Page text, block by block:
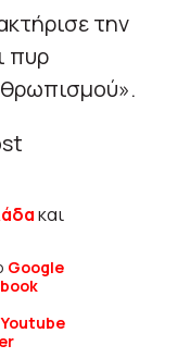
την
πυρ
και
Google
Youtube